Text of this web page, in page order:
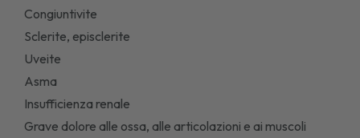
Congiuntivite
Sclerite, episclerite
Uveite
Asma
Insufficienza renale
Grave dolore alle ossa, alle articolazioni e ai muscoli